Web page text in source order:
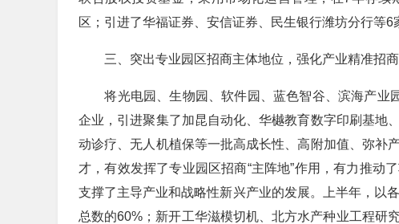
区；引进了华福证券、安信证券、民生银行潍坊分行等6
三、突出专业园区招商主体地位，强化产业精准招商
将光电园、生物园、软件园、蓝色智谷、滨海产业
企业，引进聚集了加昆自动化、华樾教育数字印刷基地
动诊疗、无人机植保等一批高成长性、高附加值、弥补
才，有效发挥了专业园区招商“主阵地”作用，有力推动
支撑了主导产业和战略性新兴产业的发展。上半年，以
总数的60%；新开工华滋模切机、北方水产种业工程研